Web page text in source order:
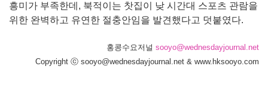
흥미가 부족한데, 북적이는 찻집이 낮 시간대 스포츠 관람을
위한 완벽하고 유연한 절충안임을 발견했다고 덧붙였다.
홍콩수요저널 sooyo@wednesdayjournal.net
Copyright ⓒ sooyo@wednesdayjournal.net & www.hksooyo.com